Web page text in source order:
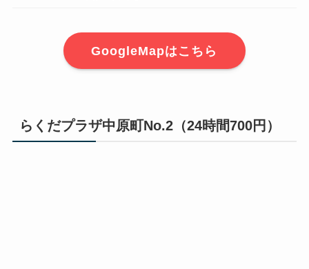
GoogleMapはこちら
らくだプラザ中原町No.2（24時間700円）